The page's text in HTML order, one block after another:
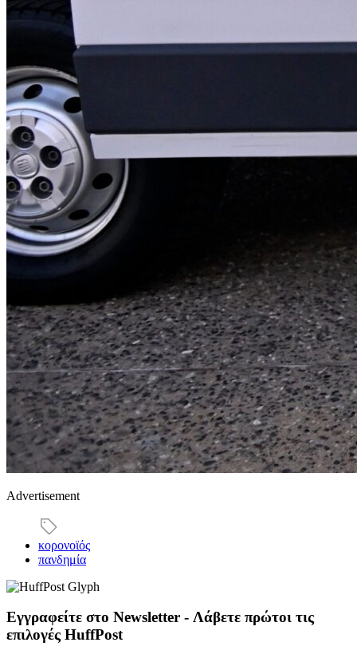
Advertisement
κορονοϊός
πανδημία
Εγγραφείτε στο Newsletter - Λάβετε πρώτοι τις
επιλογές HuffPost